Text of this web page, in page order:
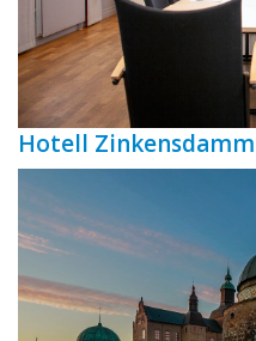
Hotell Zinkensdamm